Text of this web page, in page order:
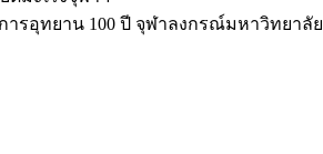
ารอุทยาน 100 ปี จุฬาลงกรณ์มหาวิทยาลัย